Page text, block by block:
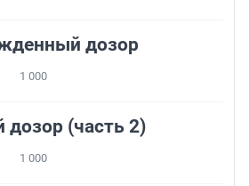
дозор
1 000
дозор (часть 2)
1 000